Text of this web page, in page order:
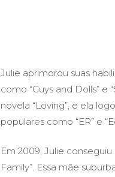
Julie aprimorou suas
como “Guys and Dolls”
novela “Loving”, e ela
populares como “ER” e
Em 2009, Julie
Family”. Essa mãe